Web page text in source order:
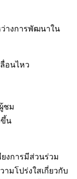
างการพัฒนาใน
อนไหว
ชม
ขึ้น
งการมีส่วนร่วม
ามโปร่งใสเกี่ยวกับ